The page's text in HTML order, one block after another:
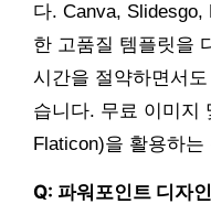
다. Canva,
한 고품질 템플릿을
시간을 절약하면서
습니다. 무료 이미지
Flaticon)을 활용하
Q: 파워포인트 디자